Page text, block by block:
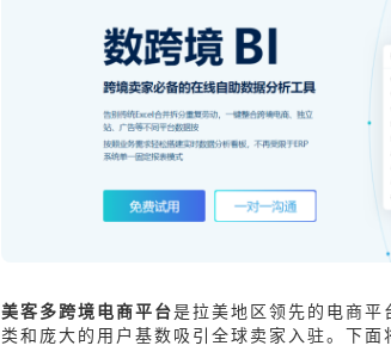
美客多跨境电商平台是拉美地区领先的电商
类和庞大的用户基数吸引全球卖家入驻。下面